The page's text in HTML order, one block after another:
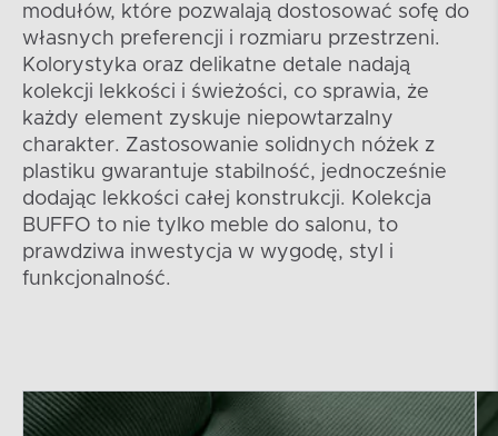
modułów, które pozwalają dostosować sofę do
własnych preferencji i rozmiaru przestrzeni.
Kolorystyka oraz delikatne detale nadają
kolekcji lekkości i świeżości, co sprawia, że
każdy element zyskuje niepowtarzalny
charakter. Zastosowanie solidnych nóżek z
plastiku gwarantuje stabilność, jednocześnie
dodając lekkości całej konstrukcji. Kolekcja
BUFFO to nie tylko meble do salonu, to
prawdziwa inwestycja w wygodę, styl i
funkcjonalność.